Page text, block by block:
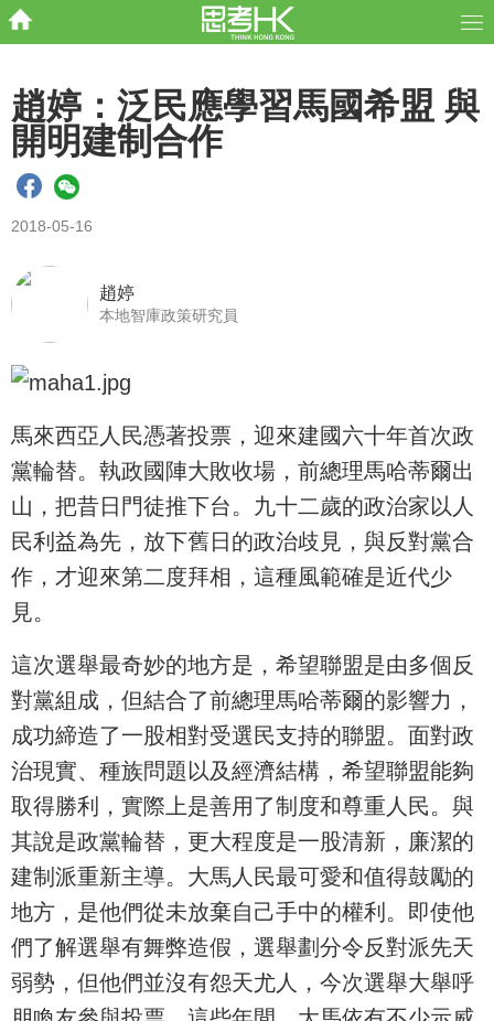
趙婷：泛民應學習馬國希盟 與
開明建制合作
2018-05-16
趙婷
本地智庫政策研究員
馬來西亞人民憑著投票，迎來建國六十年首次政
黨輪替。執政國陣大敗收場，前總理馬哈蒂爾出
山，把昔日門徒推下台。九十二歲的政治家以人
民利益為先，放下舊日的政治歧見，與反對黨合
作，才迎來第二度拜相，這種風範確是近代少
見。
這次選舉最奇妙的地方是，希望聯盟是由多個反
對黨組成，但結合了前總理馬哈蒂爾的影響力，
成功締造了一股相對受選民支持的聯盟。面對政
治現實、種族問題以及經濟結構，希望聯盟能夠
取得勝利，實際上是善用了制度和尊重人民。與
其說是政黨輪替，更大程度是一股清新，廉潔的
建制派重新主導。大馬人民最可愛和值得鼓勵的
地方，是他們從未放棄自己手中的權利。即使他
們了解選舉有舞弊造假，選舉劃分令反對派先天
弱勢，但他們並沒有怨天尤人，今次選舉大舉呼